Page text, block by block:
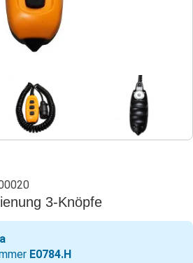
3-Knöpfe
E0784.H